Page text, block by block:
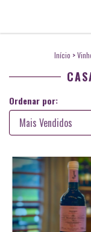
Início >
Ordenar por: